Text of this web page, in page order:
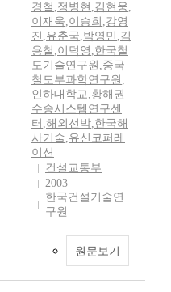
경철 ,정병현 ,김현웅,
이재욱,이승희 ,강영
진 ,유춘국,박영민 ,김
용철 ,이덕영 ,한국철
도기술연구원 ,중국
철도부과학연구원 ,
인하대학교,황해권
수송시스템연구센
터 ,해외선박,한국해
사기술,유신코퍼레
이션
건설교통부
2003
한국건설기술연
구원
원문보기